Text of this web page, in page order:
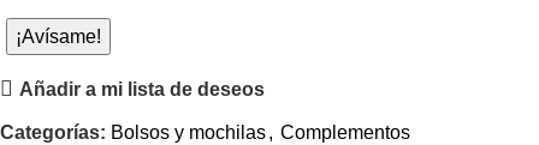
¡Avísame!
Añadir a mi lista de deseos
Categorías: Bolsos y mochilas, Complementos